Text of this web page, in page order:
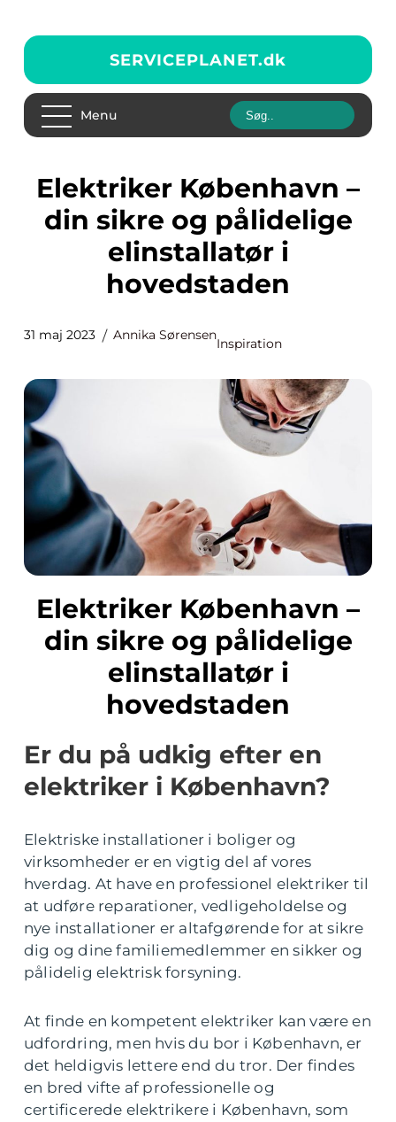
SERVICEPLANET.dk
Menu
Elektriker København –
din sikre og pålidelige
elinstallatør i
hovedstaden
31 maj 2023 Annika Sørensen
Inspiration
Elektriker København –
din sikre og pålidelige
elinstallatør i
hovedstaden
Er du på udkig efter en
elektriker i København?
Elektriske installationer i boliger og
virksomheder er en vigtig del af vores
hverdag. At have en professionel elektriker til
at udføre reparationer, vedligeholdelse og
nye installationer er altafgørende for at sikre
dig og dine familiemedlemmer en sikker og
pålidelig elektrisk forsyning.
At finde en kompetent elektriker kan være en
udfordring, men hvis du bor i København, er
det heldigvis lettere end du tror. Der findes
en bred vifte af professionelle og
certificerede elektrikere i København, som